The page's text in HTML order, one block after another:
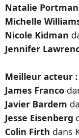
Natalie Portman
Michelle
Nicole Kidman
Jennifer
Meilleur acteur :
James Franco
Javier Bardem
Jesse Eisenberg
Colin Firth dans